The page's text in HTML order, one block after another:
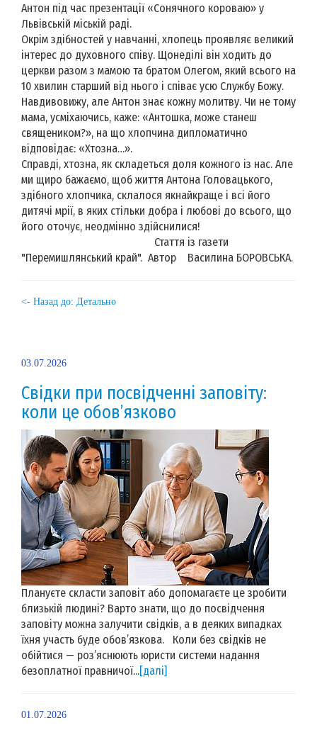
Антон під час презентації «Сонячного короваю» у
Львівській міській раді.
Окрім здібностей у навчанні, хлопець проявляє великий
інтерес до духовного співу. Щонеділі він ходить до
церкви разом з мамою та братом Олегом, який всього на
10 хвилин старший від нього і співає усю Службу Божу.
Навдивовижу, але Антон знає кожну молитву. Чи не тому
мама, усміхаючись, каже: «Антошка, може станеш
священиком?», на що хлопчина дипломатично
відповідає: «Хтозна…».
Справді, хтозна, як складеться доля кожного із нас. Але
ми щиро бажаємо, щоб життя Антона Головацького,
здібного хлопчика, склалося якнайкраще і всі його
дитячі мрії, в яких стільки добра і любові до всього, що
його оточує, неодмінно здійснилися!
Стаття із газети
"Перемишлянський край". Автор Василина БОРОВСЬКА.
<- Назад до: Детально
03.07.2026
Свідки при посвідченні заповіту:
коли це обов’язково
Плануєте скласти заповіт або допомагаєте це зробити
близькій людині? Варто знати, що до посвідчення
заповіту можна залучити свідків, а в деяких випадках
їхня участь буде обов’язкова. Коли без свідків не
обійтися — роз’яснюють юристи системи надання
безоплатної правничої...[далі]
01.07.2026